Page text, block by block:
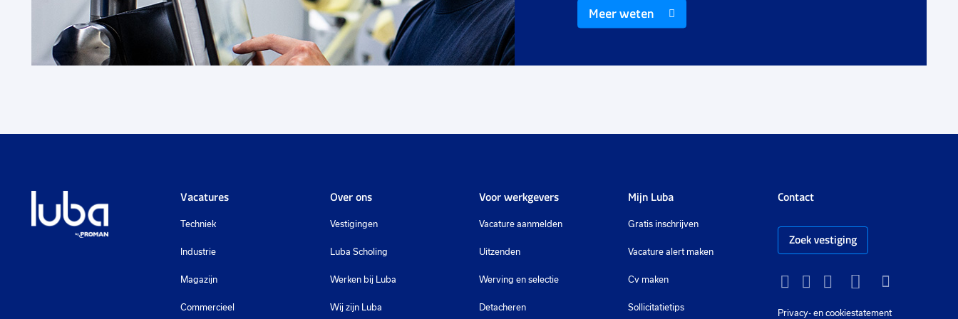
€ 14,99 -€ 17,59 p.u. € 17,54 p.u. € 2649
Meer weten
Vacatures
Techniek
Industrie
Magazijn
Commercieel
Over ons
Vestigingen
Luba Scholing
Werken bij Luba
Wij zijn Luba
Voor werkgevers
Vacature aanmelden
Uitzenden
Werving en selectie
Detacheren
Mijn Luba
Gratis inschrijven
Vacature alert maken
Cv maken
Sollicitatietips
Contact
Zoek vestiging
Privacy- en cookiestatement